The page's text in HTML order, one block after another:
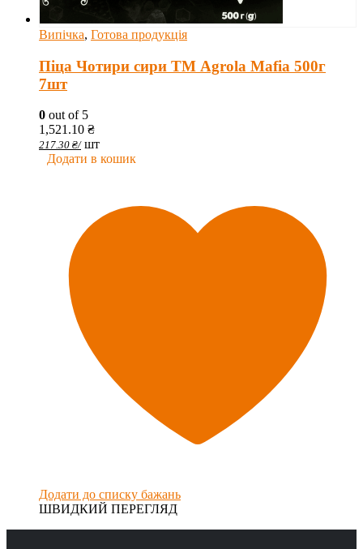
Випічка, Готова продукція
Піца Чотири сири ТМ Agrola Mafia 500г
7шт
0 out of 5
1,521.10 ₴
217.30 ₴/ шт
Додати в кошик
Додати до списку бажань
ШВИДКИЙ ПЕРЕГЛЯД